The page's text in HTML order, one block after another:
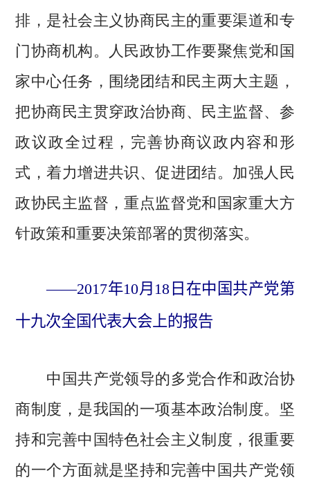
排，是社会主义协商民主的重要渠道和专
门协商机构。人民政协工作要聚焦党和国
家中心任务，围绕团结和民主两大主题，
把协商民主贯穿政治协商、民主监督、参
政议政全过程，完善协商议政内容和形
式，着力增进共识、促进团结。加强人民
政协民主监督，重点监督党和国家重大方
针政策和重要决策部署的贯彻落实。
——2017年10月18日在中国共产党第
十九次全国代表大会上的报告
中国共产党领导的多党合作和政治协
商制度，是我国的一项基本政治制度。坚
持和完善中国特色社会主义制度，很重要
的一个方面就是坚持和完善中国共产党领